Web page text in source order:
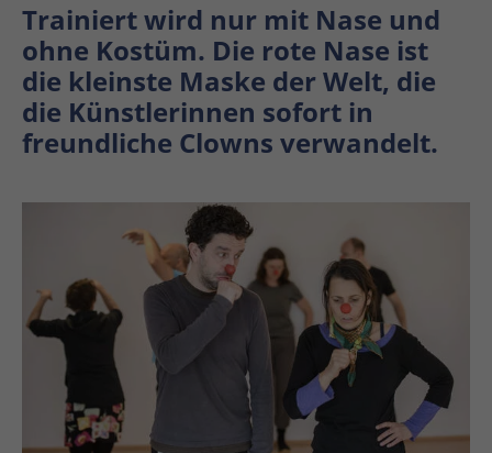
Trainiert wird nur mit Nase und
ohne Kostüm. Die rote Nase ist
die kleinste Maske der Welt, die
die Künstlerinnen sofort in
freundliche Clowns verwandelt.